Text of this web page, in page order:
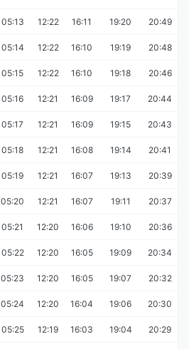
05:13 12:22 16:11 19:20 20:49
05:14 12:22 16:10 19:19 20:48
05:15 12:22 16:10 19:18 20:46
05:16 12:21 16:09 19:17 20:44
05:17 12:21 16:09 19:15 20:43
05:18 12:21 16:08 19:14 20:41
05:19 12:21 16:07 19:13 20:39
05:20 12:21 16:07 19:11 20:37
05:21 12:20 16:06 19:10 20:36
05:22 12:20 16:05 19:09 20:34
05:23 12:20 16:05 19:07 20:32
05:24 12:20 16:04 19:06 20:30
05:25 12:19 16:03 19:04 20:29